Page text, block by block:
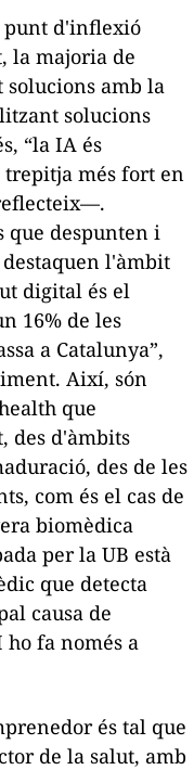
punt d'inflexió
la majoria de
amb la
solucions
“la IA és
més fort en
que despunten i
l'àmbit
digital és el
16% de les
a Catalunya”,
Així, són
que
des d'àmbits
des de les
com és el cas de
biomèdica
per la UB està
que detecta
causa de
fa només a
és tal que
de la salut, amb